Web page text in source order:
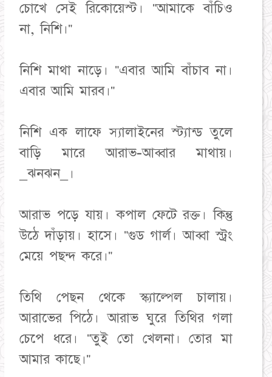
চোখে সেই রিকোয়েস্ট। "আমাকে বাঁচিও
না, নিশি।"
নিশি মাথা নাড়ে। "এবার আমি বাঁচাব না।
এবার আমি মারব।"
নিশি এক লাফে স্যালাইনের স্ট্যান্ড তুলে
বাড়ি মারে আরাভ-আব্বার মাথায়।
_ঝনঝন_।
আরাভ পড়ে যায়। কপাল ফেটে রক্ত। কিন্তু
উঠে দাঁড়ায়। হাসে। "গুড গার্ল। আব্বা স্ট্রং
মেয়ে পছন্দ করে।"
তিথি পেছন থেকে স্ক্যাল্পেল চালায়।
আরাভের পিঠে। আরাভ ঘুরে তিথির গলা
চেপে ধরে। "তুই তো খেলনা। তোর মা
আমার কাছে।"